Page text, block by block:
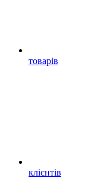
товарів
клієнтів